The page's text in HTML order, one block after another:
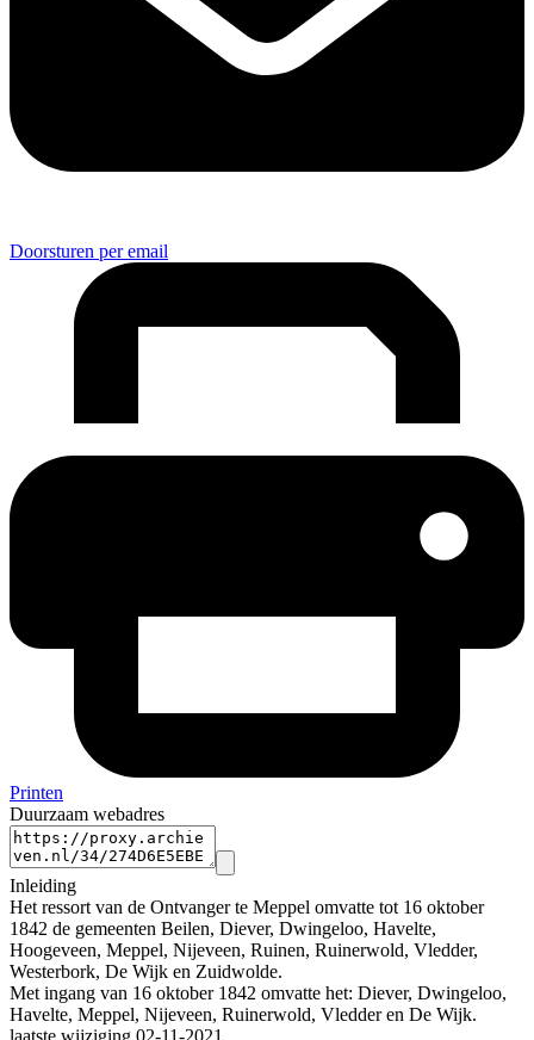
Doorsturen per email
Printen
Duurzaam webadres
Inleiding
Het ressort van de Ontvanger te Meppel omvatte tot 16 oktober
1842 de gemeenten Beilen, Diever, Dwingeloo, Havelte,
Hoogeveen, Meppel, Nijeveen, Ruinen, Ruinerwold, Vledder,
Westerbork, De Wijk en Zuidwolde.
Met ingang van 16 oktober 1842 omvatte het: Diever, Dwingeloo,
Havelte, Meppel, Nijeveen, Ruinerwold, Vledder en De Wijk.